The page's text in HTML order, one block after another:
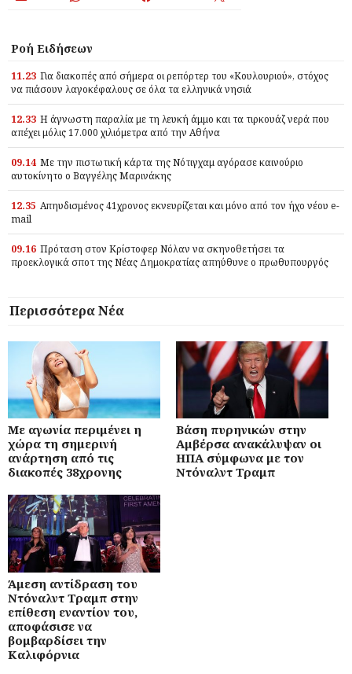
Ροή Ειδήσεων
11.23 Για διακοπές από σήμερα οι ρεπόρτερ του «Κουλουριού», στόχος
να πιάσουν λαγοκέφαλους σε όλα τα ελληνικά νησιά
12.33 Η άγνωστη παραλία με τη λευκή άμμο και τα τιρκουάζ νερά που
απέχει μόλις 17.000 χιλιόμετρα από την Αθήνα
09.14 Με την πιστωτική κάρτα της Νότιγχαμ αγόρασε καινούριο
αυτοκίνητο ο Βαγγέλης Μαρινάκης
12.35 Απηυδισμένος 41χρονος εκνευρίζεται και μόνο από τον ήχο νέου e-
mail
09.16 Πρόταση στον Κρίστοφερ Νόλαν να σκηνοθετήσει τα
προεκλογικά σποτ της Νέας Δημοκρατίας απηύθυνε ο πρωθυπουργός
Περισσότερα Νέα
Με αγωνία περιμένει η
χώρα τη σημερινή
ανάρτηση από τις
διακοπές 38χρονης
Βάση πυρηνικών στην
Αμβέρσα ανακάλυψαν οι
ΗΠΑ σύμφωνα με τον
Ντόναλντ Τραμπ
Άμεση αντίδραση του
Ντόναλντ Τραμπ στην
επίθεση εναντίον του,
αποφάσισε να
βομβαρδίσει την
Καλιφόρνια